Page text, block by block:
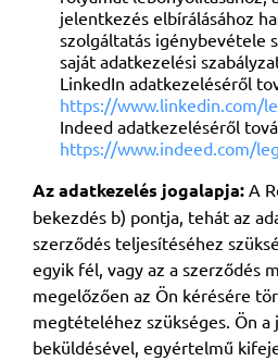
jelentkezés elbírálásához
szolgáltatás igénybevétele
saját adatkezelési
LinkedIn adatkezeléséről
https://www.linkedin.com/
Indeed adatkezeléséről
https://www.indeed.com/
Az adatkezelés jogalapja: A
bekezdés b) pontja, tehát az
szerződés teljesítéséhez
egyik fél, vagy az a szerződés
megelőzően az Ön kérésére
megtételéhez szükséges. Ön a
beküldésével, egyértelmű